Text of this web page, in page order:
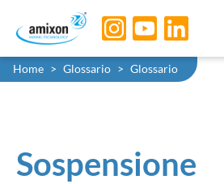
Skip to main navigation
Skip to main content
Skip to page footer
You are here:
Home Glossario Glossario
Sospensione